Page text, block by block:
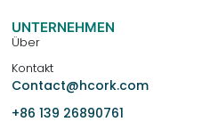
UNTERNEHMEN
Über
Kontakt
Contact@hcork.com
+86 139 26890761